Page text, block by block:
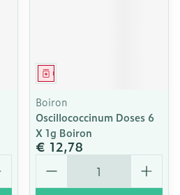
Geneesmiddel
Boiron
Oscillococcinum Doses 6
X 1g Boiron
€ 12,78
Aantal